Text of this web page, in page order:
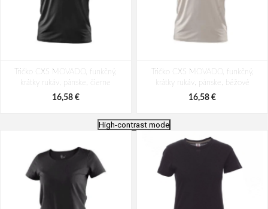
Tričko CXS MOVADO, funkčný,
krátky rukáv, pánske, čierne
16,58 €
Tričko CXS MOVADO, funkčný,
krátky rukáv, pánske, béžové
16,58 €
High-contrast mode